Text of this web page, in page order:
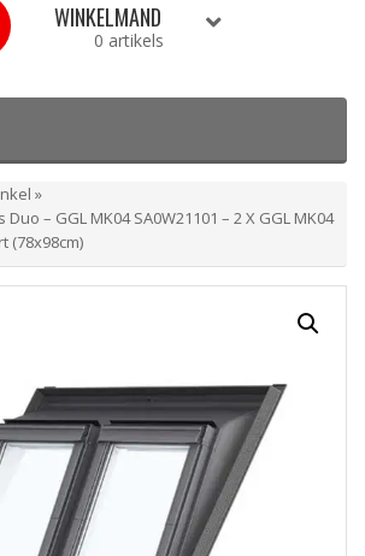
WINKELMAND
0 artikels
»
– GGL MK04 SA0W21101 – 2 X GGL MK04
(78x98cm)